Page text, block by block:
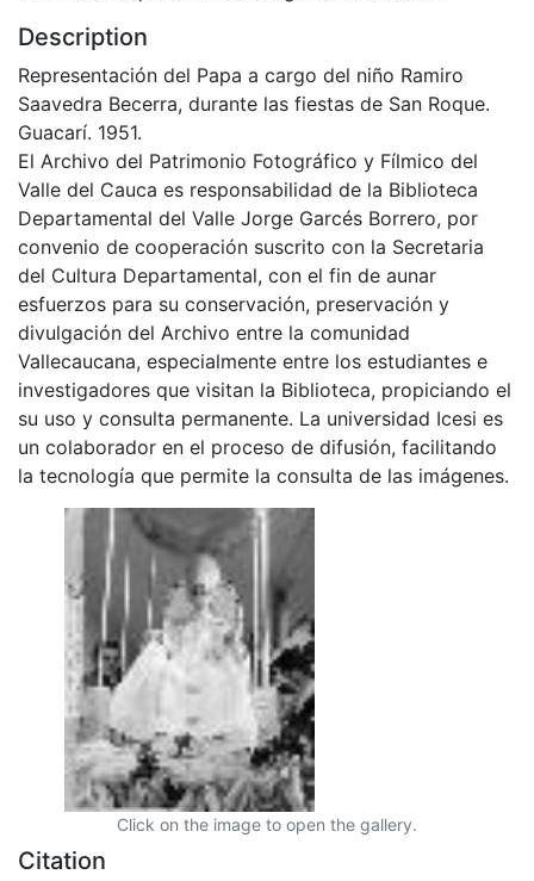
Description
Representación del Papa a cargo del niño Ramiro
Saavedra Becerra, durante las fiestas de San Roque.
Guacarí. 1951.
El Archivo del Patrimonio Fotográfico y Fílmico del
Valle del Cauca es responsabilidad de la Biblioteca
Departamental del Valle Jorge Garcés Borrero, por
convenio de cooperación suscrito con la Secretaria
del Cultura Departamental, con el fin de aunar
esfuerzos para su conservación, preservación y
divulgación del Archivo entre la comunidad
Vallecaucana, especialmente entre los estudiantes e
investigadores que visitan la Biblioteca, propiciando el
su uso y consulta permanente. La universidad Icesi es
un colaborador en el proceso de difusión, facilitando
la tecnología que permite la consulta de las imágenes.
Click on the image to open the gallery.
Citation